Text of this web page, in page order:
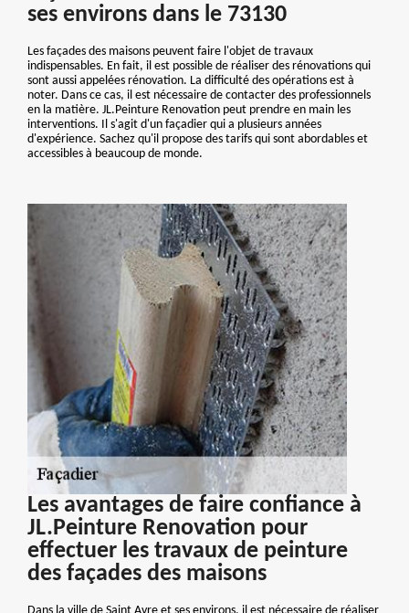
ses environs dans le 73130
Les façades des maisons peuvent faire l'objet de travaux
indispensables. En fait, il est possible de réaliser des rénovations qui
sont aussi appelées rénovation. La difficulté des opérations est à
noter. Dans ce cas, il est nécessaire de contacter des professionnels
en la matière. JL.Peinture Renovation peut prendre en main les
interventions. Il s'agit d'un façadier qui a plusieurs années
d'expérience. Sachez qu'il propose des tarifs qui sont abordables et
accessibles à beaucoup de monde.
Les avantages de faire confiance à
JL.Peinture Renovation pour
effectuer les travaux de peinture
des façades des maisons